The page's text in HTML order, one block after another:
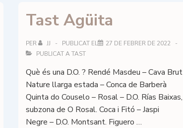
garnatxes
catalanes,
el
divendres
d’octubre
a
les
19h.
Tast Agüita
PER JJ PUBLICAT EL
27 DE FEBRER DE 2022
PUBLICAT ATAST
Què és una D.O. ? Rendé Masdeu – Cava Brut
Nature llarga estada – Conca de Barberà
Quinta do Couselo – Rosal – D.O. Rías Baixas,
subzona de O Rosal. Coca i Fitó – Jaspi
Negre – D.O. Montsant. Figuero …